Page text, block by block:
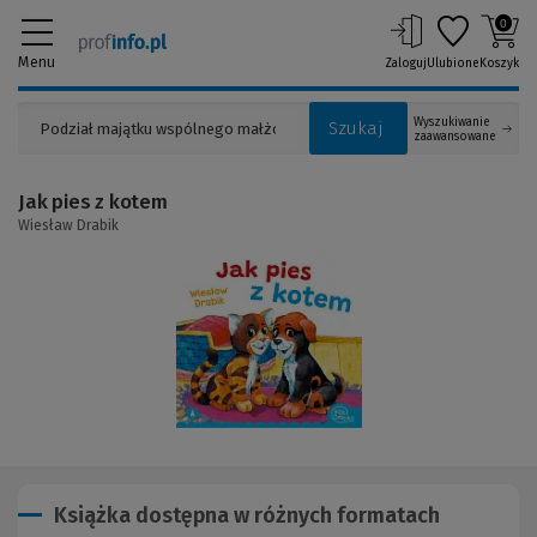
Menu
Szukaj
Wyszukiwanie
zaawansowane
ZalogujUlubione
0
Koszyk
Jak pies z kotem
Wiesław Drabik
Książka dostępna w różnych formatach